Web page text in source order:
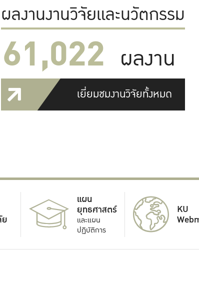
ผลงานงานวิจัยและนวัตกรรม
61,022 ผลงาน
เยี่ยมชมงานวิจัยทั้งหมด
แผน
ยุทธศาสตร์
และแผน
ปฏิบัติการ
KU